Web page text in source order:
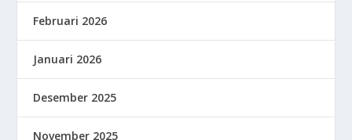
Februari 2026
Januari 2026
Desember 2025
November 2025